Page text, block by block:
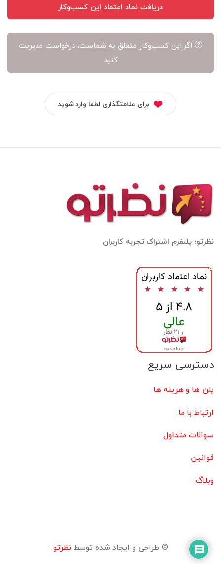
دریافت نماد اعتماد این کسب‌وکار
اگر این کسب‌وکار متعلق به شماست، درخواست مدیریت
کنید
برای علامتگذاری لطفا وارد شوید
نظرتو؛ پلتفرم اشتراک تجربه کاربران
دسترسی سریع
پلن ها و هزینه ها
ارتباط با ما
سوالات متداول
قوانین
وبلاگ
© طراحی و ایجاد شده توسط نظرتو